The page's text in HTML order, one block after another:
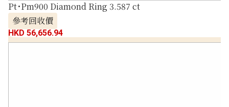
Pt･Pm900 Diamond Ring 3.587 ct
參考回收價
HKD 56,656.94